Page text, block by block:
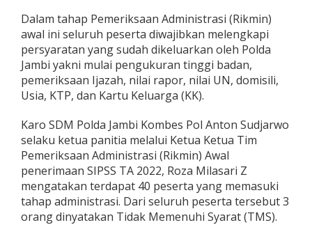
m
i
n
i
s
t
r
a
i
(
R
k
m
i
n
Dalam tahap Pemeriksaan Administrasi (Rikmin)
awal ini seluruh peserta diwajibkan melengkapi
persyaratan yang sudah dikeluarkan oleh Polda
Jambi yakni mulai pengukuran tinggi badan,
pemeriksaan Ijazah, nilai rapor, nilai UN, domisili,
Usia, KTP, dan Kartu Keluarga (KK).
Karo SDM Polda Jambi Kombes Pol Anton Sudjarwo
selaku ketua panitia melalui Ketua Ketua Tim
Pemeriksaan Administrasi (Rikmin) Awal
penerimaan SIPSS TA 2022, Roza Milasari Z
mengatakan terdapat 40 peserta yang memasuki
tahap administrasi. Dari seluruh peserta tersebut 3
orang dinyatakan Tidak Memenuhi Syarat (TMS).